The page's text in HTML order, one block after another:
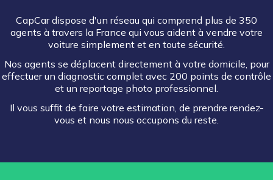
CapCar dispose d'un réseau qui comprend plus de 350
agents à travers la France qui vous aident à vendre votre
voiture simplement et en toute sécurité.
Nos agents se déplacent directement à votre domicile, pour
effectuer un diagnostic complet avec 200 points de contrôle
et un reportage photo professionnel.
Il vous suffit de faire votre estimation, de prendre rendez-
vous et nous nous occupons du reste.